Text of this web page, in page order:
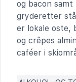
og bacon
gryderetter
er lokale
og crêpes
caféer i